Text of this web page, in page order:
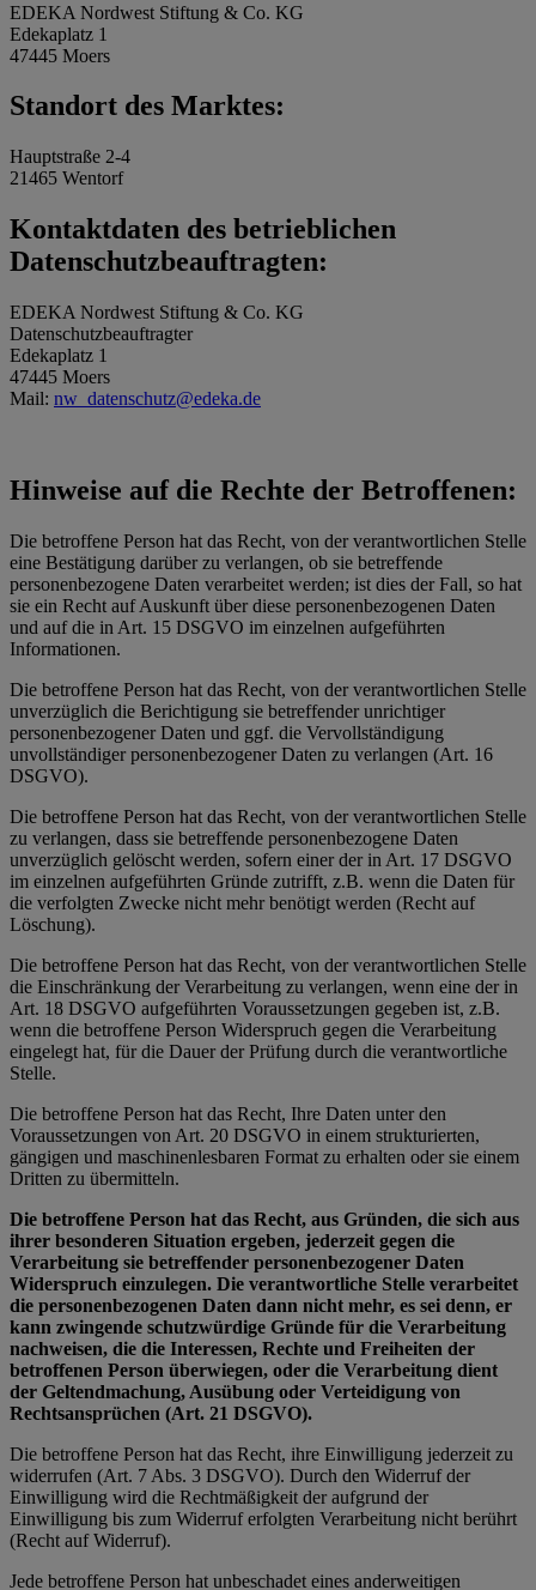
EDEKA Nordwest Stiftung & Co. KG
Edekaplatz 1
47445 Moers
Standort des Marktes:
Hauptstraße 2-4
21465 Wentorf
Kontaktdaten des betrieblichen
Datenschutzbeauftragten:
EDEKA Nordwest Stiftung & Co. KG
Datenschutzbeauftragter
Edekaplatz 1
47445 Moers
Mail: nw_datenschutz@edeka.de
Hinweise auf die Rechte der Betroffenen:
Die betroffene Person hat das Recht, von der verantwortlichen Stelle
eine Bestätigung darüber zu verlangen, ob sie betreffende
personenbezogene Daten verarbeitet werden; ist dies der Fall, so hat
sie ein Recht auf Auskunft über diese personenbezogenen Daten
und auf die in Art. 15 DSGVO im einzelnen aufgeführten
Informationen.
Die betroffene Person hat das Recht, von der verantwortlichen Stelle
unverzüglich die Berichtigung sie betreffender unrichtiger
personenbezogener Daten und ggf. die Vervollständigung
unvollständiger personenbezogener Daten zu verlangen (Art. 16
DSGVO).
Die betroffene Person hat das Recht, von der verantwortlichen Stelle
zu verlangen, dass sie betreffende personenbezogene Daten
unverzüglich gelöscht werden, sofern einer der in Art. 17 DSGVO
im einzelnen aufgeführten Gründe zutrifft, z.B. wenn die Daten für
die verfolgten Zwecke nicht mehr benötigt werden (Recht auf
Löschung).
Die betroffene Person hat das Recht, von der verantwortlichen Stelle
die Einschränkung der Verarbeitung zu verlangen, wenn eine der in
Art. 18 DSGVO aufgeführten Voraussetzungen gegeben ist, z.B.
wenn die betroffene Person Widerspruch gegen die Verarbeitung
eingelegt hat, für die Dauer der Prüfung durch die verantwortliche
Stelle.
Die betroffene Person hat das Recht, Ihre Daten unter den
Voraussetzungen von Art. 20 DSGVO in einem strukturierten,
gängigen und maschinenlesbaren Format zu erhalten oder sie einem
Dritten zu übermitteln.
Die betroffene Person hat das Recht, aus Gründen, die sich aus
ihrer besonderen Situation ergeben, jederzeit gegen die
Verarbeitung sie betreffender personenbezogener Daten
Widerspruch einzulegen. Die verantwortliche Stelle verarbeitet
die personenbezogenen Daten dann nicht mehr, es sei denn, er
kann zwingende schutzwürdige Gründe für die Verarbeitung
nachweisen, die die Interessen, Rechte und Freiheiten der
betroffenen Person überwiegen, oder die Verarbeitung dient
der Geltendmachung, Ausübung oder Verteidigung von
Rechtsansprüchen (Art. 21 DSGVO).
Die betroffene Person hat das Recht, ihre Einwilligung jederzeit zu
widerrufen (Art. 7 Abs. 3 DSGVO). Durch den Widerruf der
Einwilligung wird die Rechtmäßigkeit der aufgrund der
Einwilligung bis zum Widerruf erfolgten Verarbeitung nicht berührt
(Recht auf Widerruf).
Jede betroffene Person hat unbeschadet eines anderweitigen